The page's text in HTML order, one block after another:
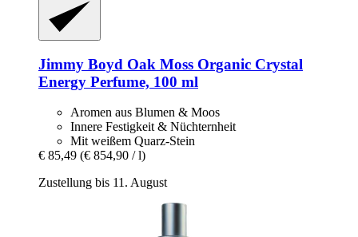
Jimmy Boyd Oak Moss Organic Crystal
Energy Perfume, 100 ml
Aromen aus Blumen & Moos
Innere Festigkeit & Nüchternheit
Mit weißem Quarz-Stein
€ 85,49 (€ 854,90 / l)
Zustellung bis 11. August